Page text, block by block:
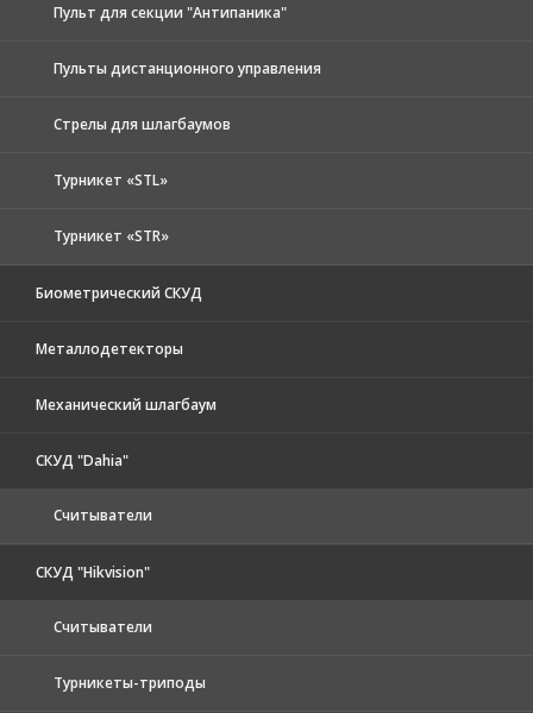
Пульт для секции "Антипаника"
Пульты дистанционного управления
Стрелы для шлагбаумов
Турникет «STL»
Турникет «STR»
Биометрический СКУД
Металлодетекторы
Механический шлагбаум
СКУД "Dahia"
Считыватели
СКУД "Hikvision"
Считыватели
Турникеты-триподы